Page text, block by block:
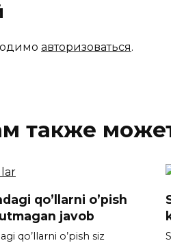
авторизоваться.
также
qo’llarni o’pish
javob
qo’llarni o’pish siz